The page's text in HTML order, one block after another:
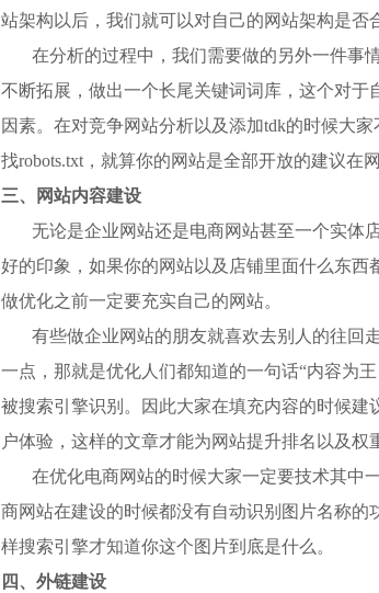
站架构以后，我们就可以对自己的网站架构是否
在分析的过程中，我们需要做的另外一件事
不断拓展，做出一个长尾关键词词库，这个对
因素。 在对竞争网站分析以及添加tdk的时候大
找robots.txt，就算你的网站是全部开放的建议在
三、网站内容建设
无论是企业网站还是电商网站甚至一个实体
好的印象，如果你的网站以及店铺里面什么东
做优化之前一定要充实自己的网站。
有些做企业网站的朋友就喜欢去别人的往回
一点，那就是优化人们都知道的一句话“内容为
被搜索引擎识别。因此大家在填充内容的时候
户体验，这样的文章才能为网站提升排名以及权
在优化电商网站的时候大家一定要技术其中
商网站在建设的时候都没有自动识别图片名称
样搜索引擎才知道你这个图片到底是什么。
四、外链建设